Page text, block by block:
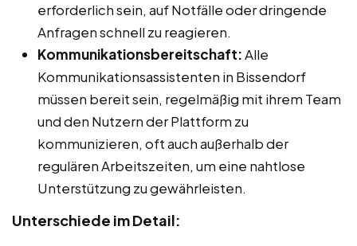
erforderlich sein, auf Notfälle oder dringende
Anfragen schnell zu reagieren.
Kommunikationsbereitschaft:Alle
Kommunikationsassistenten in Bissendorf
müssen bereit sein, regelmäßig mit ihrem Team
und den Nutzern der Plattform zu
kommunizieren, oft auch außerhalb der
regulären Arbeitszeiten, um eine nahtlose
Unterstützung zu gewährleisten.
Unterschiede im Detail: